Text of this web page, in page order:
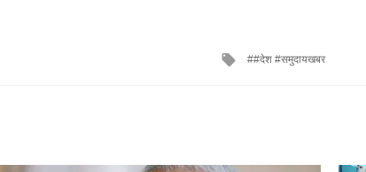
Tagged
#देश #समुदायखबर